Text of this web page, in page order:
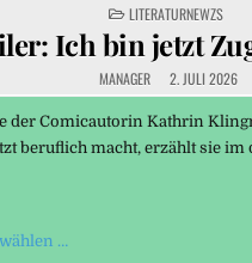
POSTED
IN
LITERATURNEWZS
Ich bin jetzt
MANAGER 2. JULI 2026
der Comicautorin Kathrin
beruflich macht, erzählt sie
…